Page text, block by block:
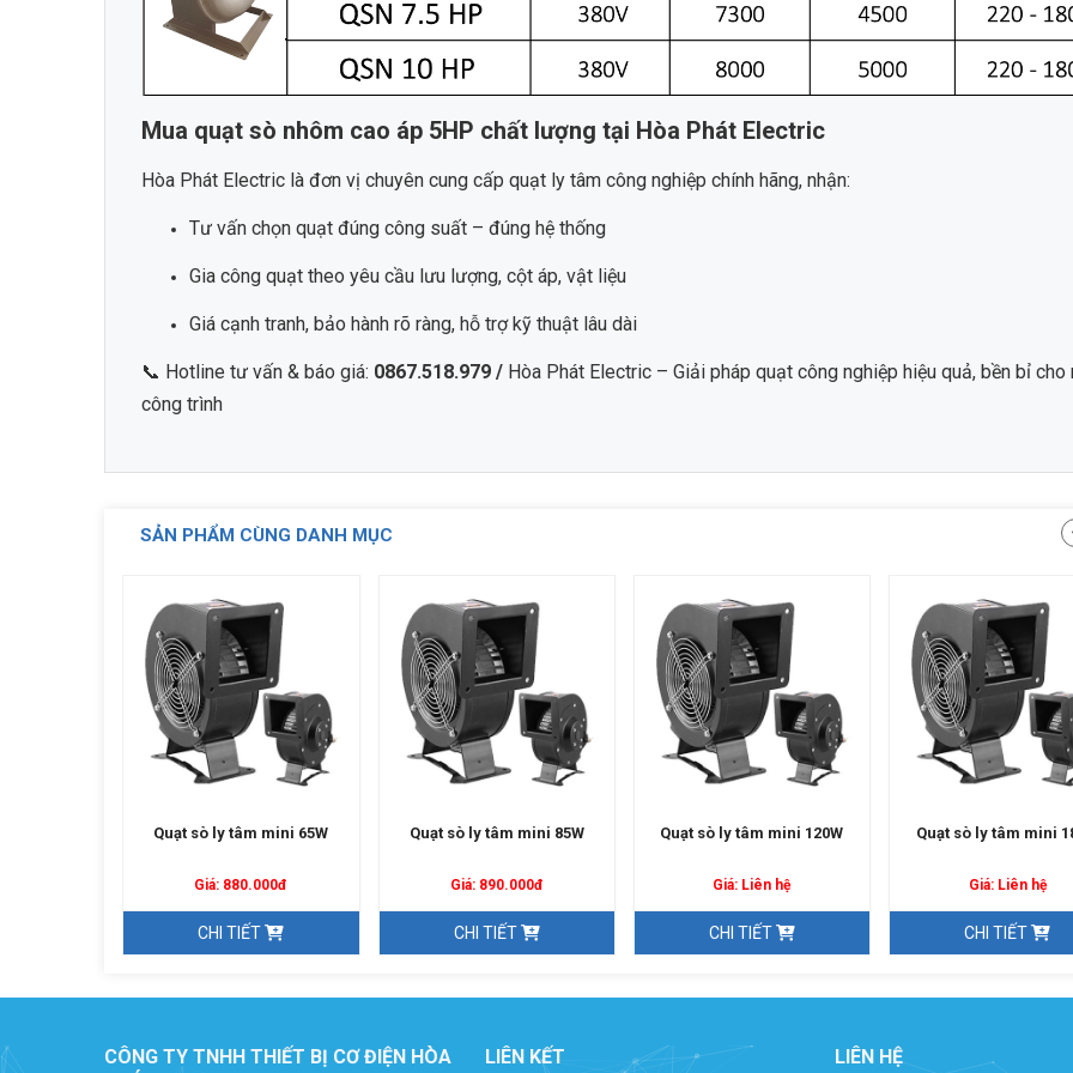
Mua quạt sò nhôm cao áp 5HP chất lượng tại Hòa Phát Electric
Hòa Phát Electric là đơn vị chuyên cung cấp quạt ly tâm công nghiệp chính hãng, nhận:
Tư vấn chọn quạt đúng công suất – đúng hệ thống
Gia công quạt theo yêu cầu lưu lượng, cột áp, vật liệu
Giá cạnh tranh, bảo hành rõ ràng, hỗ trợ kỹ thuật lâu dài
📞 Hotline tư vấn & báo giá: 0867.518.979 / Hòa Phát Electric – Giải pháp quạt công nghiệp hiệu quả, bền bỉ cho
công trình
SẢN PHẨM CÙNG DANH MỤC
Quạt sò ly tâm mini 65W
Giá: 880.000đ
CHI TIẾT
Quạt sò ly tâm mini 85W
Giá: 890.000đ
CHI TIẾT
Quạt sò ly tâm mini 120W
Giá: Liên hệ
CHI TIẾT
Quạt sò ly tâm mini
Giá: Liên hệ
CHI TIẾT
CÔNG TY TNHH THIẾT BỊ CƠ ĐIỆN HÒA
LIÊN KẾT LIÊN HỆ